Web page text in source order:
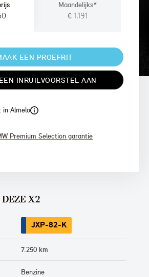
Maandelijks*
€ 1.191
EEN PROEFRIT
INRUILVOORSTEL AAN
in Almelo
Premium Selection garantie
X2
JXP-82-K
7.250 km
Benzine